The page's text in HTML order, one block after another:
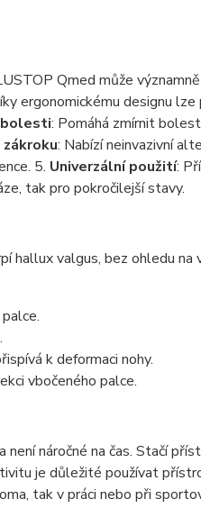
Qmed může
ergonomickému designu
bolesti: Pomáhá zmírnit
: Nabízí neinvazivní
5. Univerzální použití:
tak pro pokročilejší stavy.
hallux valgus, bez ohledu na
k deformaci nohy.
vbočeného palce.
náročné na čas. Stačí
je důležité používat
tak v práci nebo při